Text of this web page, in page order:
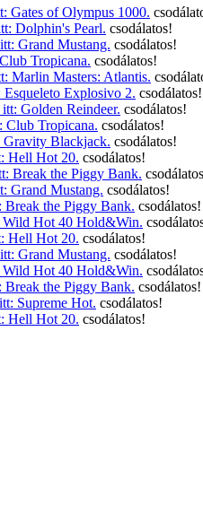
Gates of Olympus 1000.
Dolphin's Pearl. csodálatos!
Grand Mustang. csodálatos!
Tropicana. csodálatos!
Marlin Masters: Atlantis.
Esqueleto Explosivo 2. csodálatos!
Golden Reindeer. csodálatos!
Club Tropicana. csodálatos!
Gravity Blackjack. csodálatos!
Hell Hot 20. csodálatos!
Break the Piggy Bank.
Grand Mustang. csodálatos!
Break the Piggy Bank. csodálatos!
Wild Hot 40 Hold&Win.
Hell Hot 20. csodálatos!
Grand Mustang. csodálatos!
Wild Hot 40 Hold&Win.
Break the Piggy Bank. csodálatos!
Supreme Hot. csodálatos!
Hell Hot 20. csodálatos!